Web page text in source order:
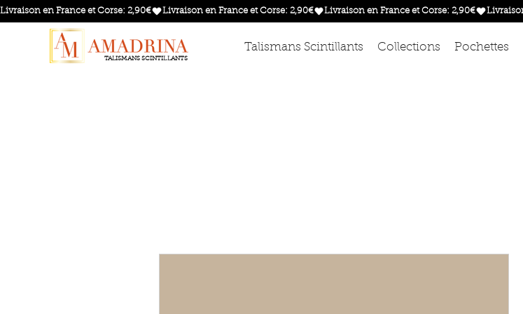
TALISMANS SCINTILLANTS
Talismans Scintillants Collections Pochettes
Livraison en France et Corse: 2,90€